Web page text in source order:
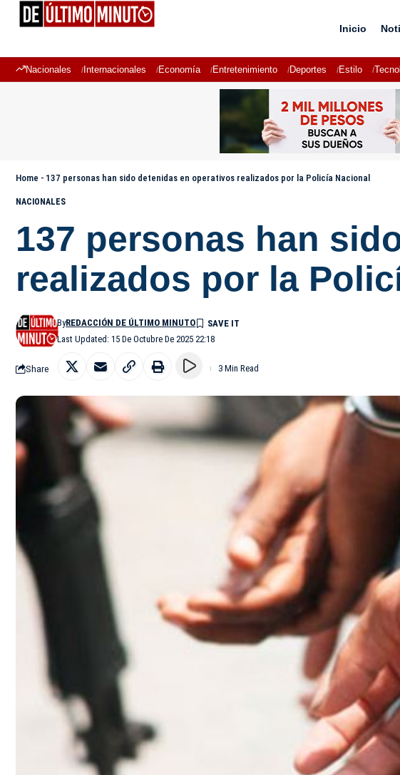
Inicio
Nacionales Internacionales Economía Entretenimiento Deportes Estilo
Home - 137 personas han sido detenidas en operativos realizados por la Policía Nacional
NACIONALES
137 personas han
realizados por la
Last Updated: 15 De Octubre De 2025 22:18
ByREDACCIÓN DE ÚLTIMO MINUTO
Share 3 Min Read